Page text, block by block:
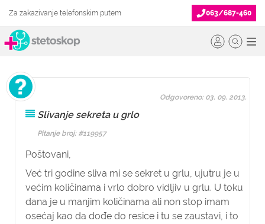
Za zakazivanje telefonskim putem 063/687-460
Slivanje sekreta u grlo
Pitanje broj: #119957
Poštovani,
Već tri godine sliva mi se sekret u grlu, ujutru je u
većim količinama i vrlo dobro vidljiv u grlu. U toku
dana je u manjim količinama ali non stop imam
osećaj kao da dođe do resice i tu se zaustavi, i to
Odgovoreno: 03. 09. 2013.